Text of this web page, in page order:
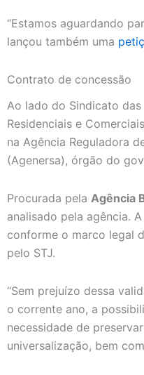
“Estamos aguardando
lançou também uma
Contrato de concessão
Ao lado do Sindicato
Residenciais e
na Agência Reguladora
(Agenersa), órgão do
Procurada pela Agência
analisado pela agência.
conforme o marco legal
pelo STJ.
“Sem prejuízo dessa
o corrente ano, a
necessidade de
universalização, bem